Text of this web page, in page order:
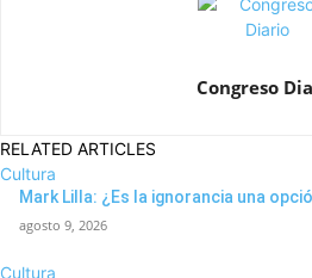
Congreso
RELATED ARTICLES
Cultura
Mark Lilla: ¿Es la ignorancia una
agosto 9, 2026
Cultura